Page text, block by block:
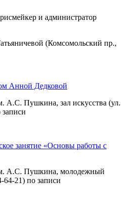
и администратор
(Комсомольский пр.,
Анной Дедковой
А.С. Пушкина, зал искусства (ул.
занятие «Основы работы с
А.С. Пушкина, молодежный
21) по записи